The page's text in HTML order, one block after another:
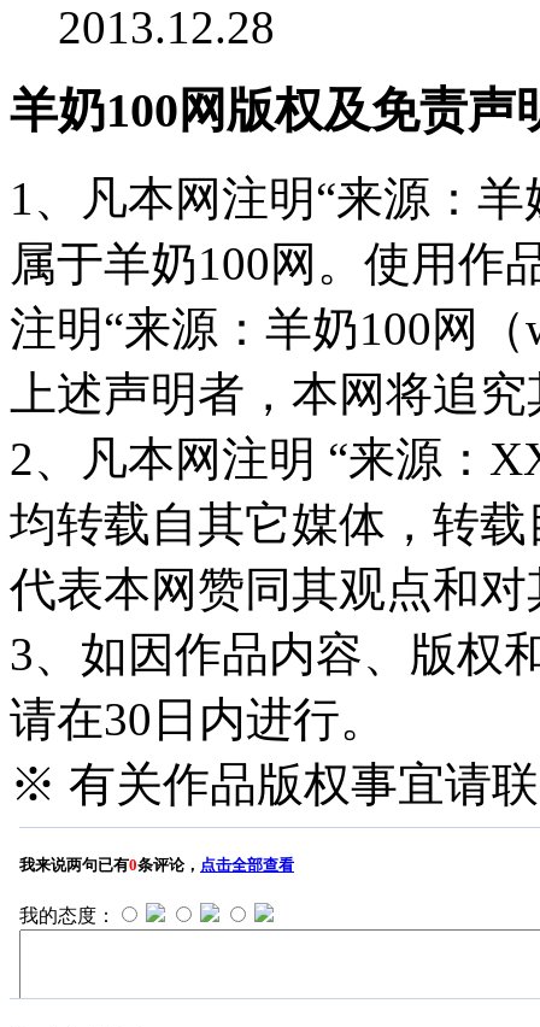
2013.12.28
羊奶100网版权及免责声
1、凡本网注明“来源：
属于羊奶100网。使用作
注明“来源：羊奶100网（
上述声明者，本网将追
2、凡本网注明 “来源：
均转载自其它媒体，转
代表本网赞同其观点和
3、如因作品内容、版权
请在30日内进行。
※ 有关作品版权事宜请